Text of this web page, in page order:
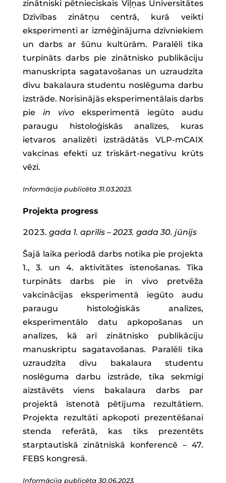
zinātniski pētnieciskais Viļņas Universitātes
Dzīvības zinātņu centrā, kurā veikti
eksperimenti ar izmēģinājuma dzīvniekiem
un darbs ar šūnu kultūrām. Paralēli tika
turpināts darbs pie zinātnisko publikāciju
manuskripta sagatavošanas un uzraudzīta
divu bakalaura studentu noslēguma darbu
izstrāde. Norisinājās eksperimentālais darbs
pie in vivoeksperimentā iegūto audu
paraugu histoloģiskās analīzes, kuras
ietvaros analizēti izstrādātās VLP-mCAIX
vakcīnas efekti uz trīskārt-negatīvu krūts
vēzi.
Informācija publicēta 31.03.2023.
Projekta progress
gada 1. aprīlis – 2023. gada 30. jūnijs
Šajā laika periodā darbs notika pie projekta
1., 3. un 4. aktivitātes īstenošanas. Tika
turpināts darbs pie in vivo pretvēža
vakcinācijas eksperimentā iegūto audu
paraugu histoloģiskās analīzes,
eksperimentālo datu apkopošanas un
analīzes, kā arī zinātnisko publikāciju
manuskriptu sagatavošanas. Paralēli tika
uzraudzīta divu bakalaura studentu
noslēguma darbu izstrāde, tika sekmīgi
aizstāvēts viens bakalaura darbs par
projektā īstenotā pētījuma rezultātiem.
Projekta rezultāti apkopoti prezentēšanai
stenda referātā, kas tiks prezentēts
starptautiskā zinātniskā konferencē – 47.
FEBS kongresā.
Informācija publicēta 30.06.2023.